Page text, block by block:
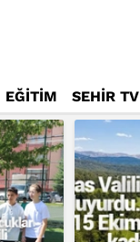
EĞİTİM SEHİR TV